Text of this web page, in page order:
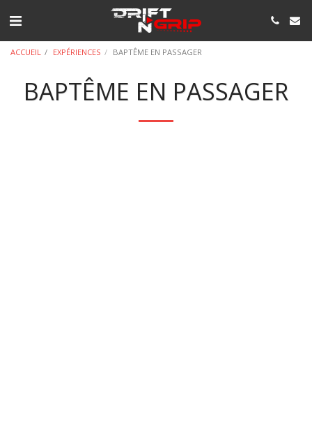
ACCUEIL EXPÉRIENCES BAPTÊME EN PASSAGER
BAPTÊME EN PASSAGER